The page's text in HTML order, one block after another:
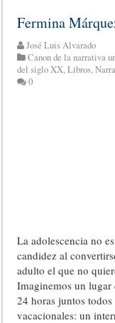
Fermina
José Luis Alvarado
Canon de la narrativa
del siglo XX,Libros,
0
La adolescencia no
candidez al
adulto el que no
Imaginemos un lugar
24 horas juntos
vacacionales: un